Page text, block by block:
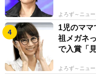
よろず～ニュ
1児のママ
祖メガネ
で入賞「
よろず～ニュ